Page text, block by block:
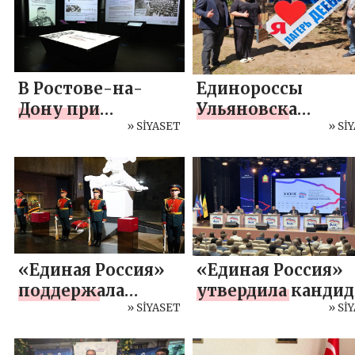
fitness merkezi
kuruldu
В Ростове-на-
Дону при
открылась
экспозиция,
посвященная
геноциду
советского народа
» SİYASET
Единороссы
Ульяновска
детском лагере
»
«Единая Россия»
поддержала
» SİYASET
«Единая Россия»
утвердила
на пост
»